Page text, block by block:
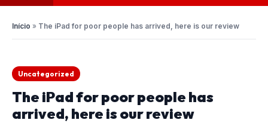
Início » The iPad for poor people has arrived, here is our review
Uncategorized
The iPad for poor people has
arrived, here is our review